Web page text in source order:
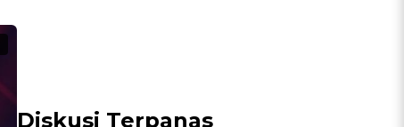
Diskusi Terpanas